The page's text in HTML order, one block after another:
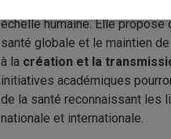
comme une alliée dans le
échelle humaine. Elle
santé globale et le maintien
à la création et la
initiatives académiques
de la santé reconnaissant les
nationale et internationale.